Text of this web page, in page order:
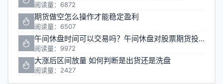
阅读量：6872
期货做空怎么操作才能稳定盈利
阅读量：6507
午间休盘时间可以交易吗？午间休盘对股票期货投资有什么影响
阅读量：9972
大涨后区间放量 如何判断是出货还是洗盘
阅读量：2427